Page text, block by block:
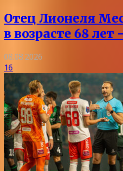
Отец Лионеля
в возрасте 68
08.08.2026
16